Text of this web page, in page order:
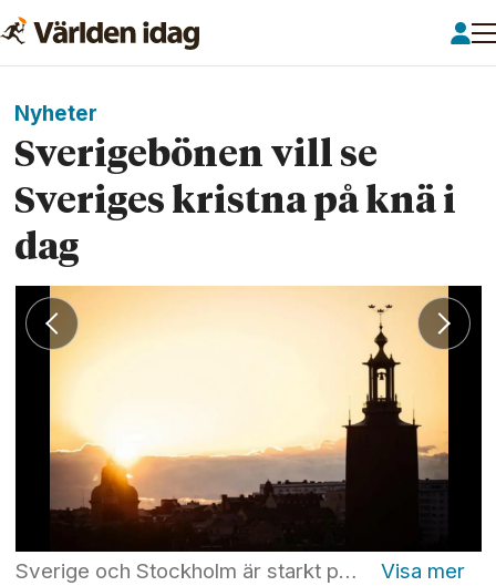
Nyheter
Sverigebönen vill se
Sveriges kristna på knä i
dag
Sverige och Stockholm är starkt präglat av självupptagenhet – något som gör att vi behöver be om förlåtelse, menar nätverket Sverigebönen. På söndagens bönesamling medverkar Mattias Nordström, Mats Nyholm, Ruth Nordström och Birgitta Svensson. Foto: Erik Simander/TT